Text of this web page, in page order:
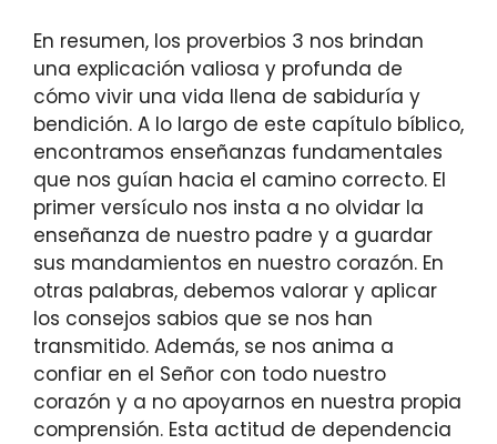
En resumen, los proverbios 3 nos brindan
una explicación valiosa y profunda de
cómo vivir una vida llena de sabiduría y
bendición. A lo largo de este capítulo bíblico,
encontramos enseñanzas fundamentales
que nos guían hacia el camino correcto. El
primer versículo nos insta a no olvidar la
enseñanza de nuestro padre y a guardar
sus mandamientos en nuestro corazón. En
otras palabras, debemos valorar y aplicar
los consejos sabios que se nos han
transmitido. Además, se nos anima a
confiar en el Señor con todo nuestro
corazón y a no apoyarnos en nuestra propia
comprensión. Esta actitud de dependencia